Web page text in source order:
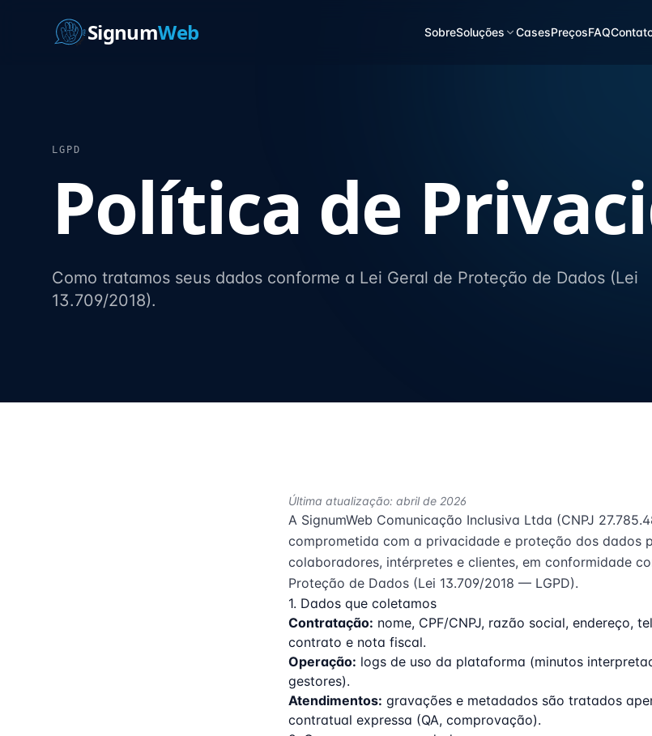
SignumWeb SobreSoluções CasesPreçosFAQ
LGPD
Política de
Como tratamos seus dados conforme a Lei Geral de Proteção de Dados (Lei
13.709/2018).
Última atualização: abril de 2026
A SignumWeb Comunicação Inclusiva Ltda (CNPJ
comprometida com a privacidade e proteção dos dados
colaboradores, intérpretes e clientes, em conformidade
Proteção de Dados (Lei 13.709/2018 — LGPD).
1. Dados que coletamos
Contratação: nome, CPF/CNPJ, razão social, endereço,
contrato e nota fiscal.
Operação: logs de uso da plataforma (minutos
gestores).
Atendimentos: gravações e metadados são tratados
contratual expressa (QA, comprovação).